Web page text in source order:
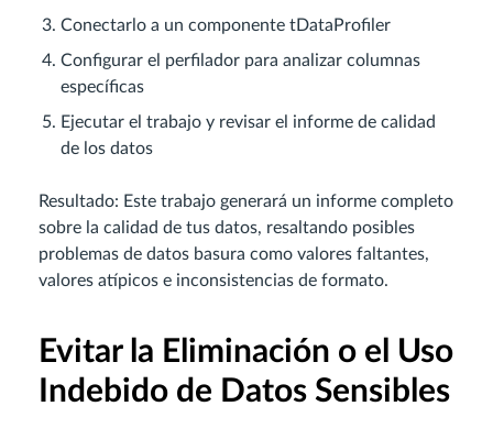
Conectarlo a un componente tDataProfiler
Configurar el perfilador para analizar columnas
específicas
Ejecutar el trabajo y revisar el informe de calidad
de los datos
Resultado: Este trabajo generará un informe completo
sobre la calidad de tus datos, resaltando posibles
problemas de datos basura como valores faltantes,
valores atípicos e inconsistencias de formato.
Evitar la Eliminación o el Uso
Indebido de Datos Sensibles